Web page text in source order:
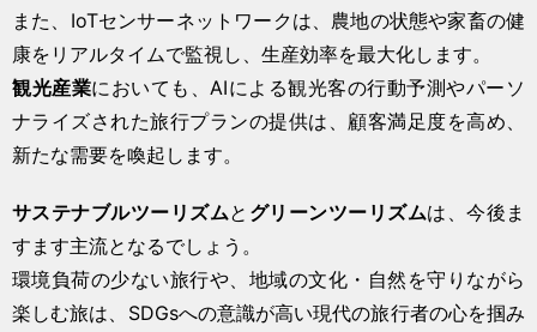
また、IoTセンサーネットワークは、農地の状態や家畜の健
康をリアルタイムで監視し、生産効率を最大化します。
観光産業においても、AIによる観光客の行動予測やパーソ
ナライズされた旅行プランの提供は、顧客満足度を高め、
新たな需要を喚起します。
サステナブルツーリズムと グリーンツーリズムは、今後ま
すます主流となるでしょう。
環境負荷の少ない旅行や、地域の文化・自然を守りながら
楽しむ旅は、SDGsへの意識が高い現代の旅行者の心を掴み